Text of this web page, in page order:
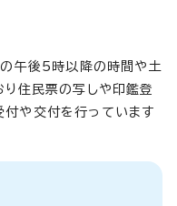
の午後5時以降の時間や土
り住民票の写しや印鑑登
や交付を行っています